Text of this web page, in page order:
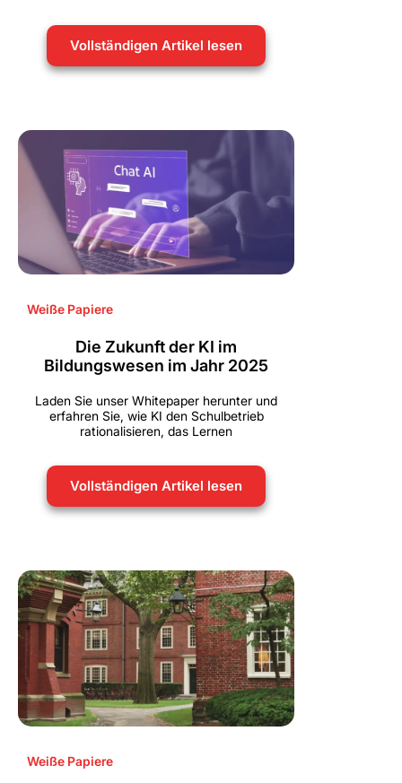
Vollständigen Artikel lesen
Weiße Papiere
Die Zukunft der KI im
Bildungswesen im Jahr 2025
Laden Sie unser Whitepaper herunter und
erfahren Sie, wie KI den Schulbetrieb
rationalisieren, das Lernen
Vollständigen Artikel lesen
Weiße Papiere